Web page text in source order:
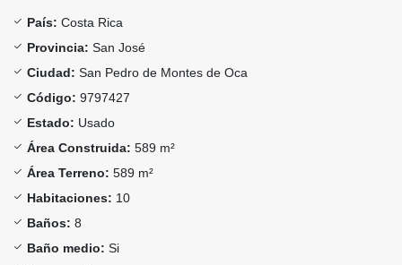
País: Costa Rica
Provincia: San José
Ciudad: San Pedro de Montes de Oca
Código: 9797427
Estado: Usado
Área Construida: 589 m²
Área Terreno: 589 m²
Habitaciones: 10
Baños: 8
Baño medio: Si